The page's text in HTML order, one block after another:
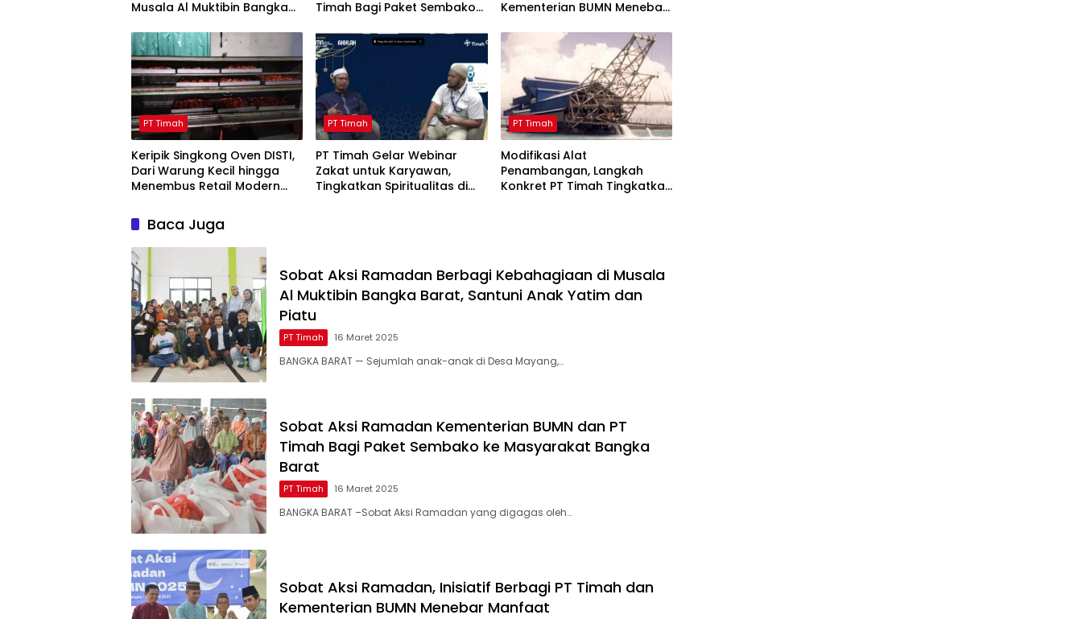
Musala Al Muktibin Bangka
dan Piatu
Timah Bagi Paket Sembako
Barat
Kementerian BUMN Menebar
PT Timah
Keripik Singkong Oven DISTI,
Dari Warung Kecil hingga
Menembus Retail Modern
PT Timah
PT Timah Gelar Webinar
Zakat untuk Karyawan,
Tingkatkan Spiritualitas di
PT Timah
Modifikasi Alat
Penambangan, Langkah
Konkret PT Timah Tingkatkan
Baca Juga
Sobat Aksi Ramadan Berbagi Kebahagiaan di Musala
Al Muktibin Bangka Barat, Santuni Anak Yatim dan
Piatu
PT Timah 16 Maret 2025
BANGKA BARAT — Sejumlah anak-anak di Desa Mayang,…
Sobat Aksi Ramadan Kementerian BUMN dan PT
Timah Bagi Paket Sembako ke Masyarakat Bangka
Barat
PT Timah 16 Maret 2025
BANGKA BARAT –Sobat Aksi Ramadan yang digagas oleh…
Sobat Aksi Ramadan, Inisiatif Berbagi PT Timah dan
Kementerian BUMN Menebar Manfaat